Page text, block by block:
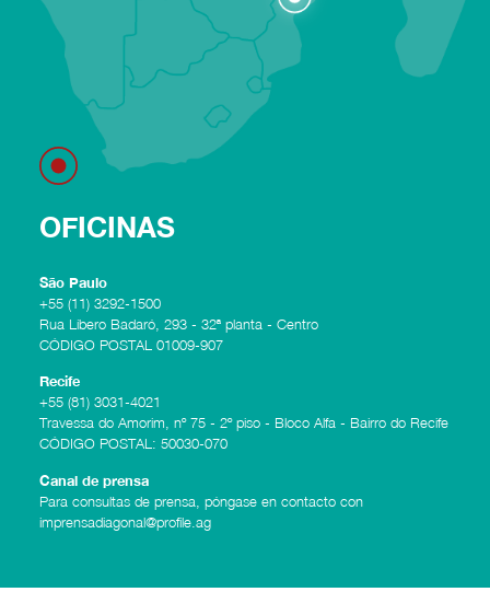
OFICINAS
São Paulo
+55 (11) 3292-1500
Rua Líbero Badaró, 293 - 32ª planta - Centro
CÓDIGO POSTAL 01009-907
Recife
+55 (81) 3031-4021
Travessa do Amorim, nº 75 - 2º piso - Bloco Alfa - Bairro do Recife
CÓDIGO POSTAL: 50030-070
Canal de prensa
Para consultas de prensa, póngase en contacto con
imprensadiagonal@profile.ag